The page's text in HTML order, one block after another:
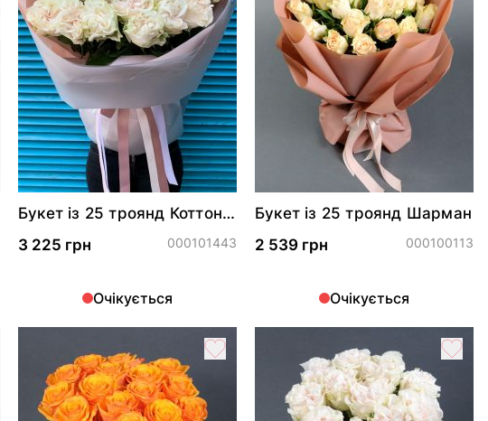
Букет із 25 троянд Коттон
3 225 грн
000101443
Очікується
Букет із 25 троянд Шарман
2 539 грн
000100113
Очікується